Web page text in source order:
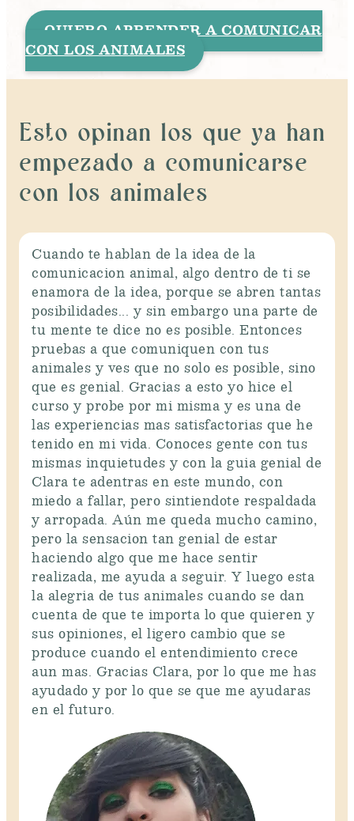
QUIERO APRENDER A COMUNICAR
CON LOS ANIMALES
Esto opinan los que ya han
empezado a comunicarse
con los animales
Cuando te hablan de la idea de la
comunicacion animal, algo dentro de ti se
enamora de la idea, porque se abren tantas
posibilidades... y sin embargo una parte de
tu mente te dice no es posible. Entonces
pruebas a que comuniquen con tus
animales y ves que no solo es posible, sino
que es genial. Gracias a esto yo hice el
curso y probe por mi misma y es una de
las experiencias mas satisfactorias que he
tenido en mi vida. Conoces gente con tus
mismas inquietudes y con la guia genial de
Clara te adentras en este mundo, con
miedo a fallar, pero sintiendote respaldada
y arropada. Aún me queda mucho camino,
pero la sensacion tan genial de estar
haciendo algo que me hace sentir
realizada, me ayuda a seguir. Y luego esta
la alegria de tus animales cuando se dan
cuenta de que te importa lo que quieren y
sus opiniones, el ligero cambio que se
produce cuando el entendimiento crece
aun mas. Gracias Clara, por lo que me has
ayudado y por lo que se que me ayudaras
en el futuro.